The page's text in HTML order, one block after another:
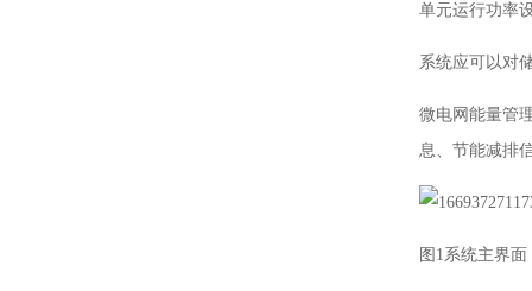
单元运行功率
系统应可以对
微电网能量管
息、节能减排
图1系统主界面